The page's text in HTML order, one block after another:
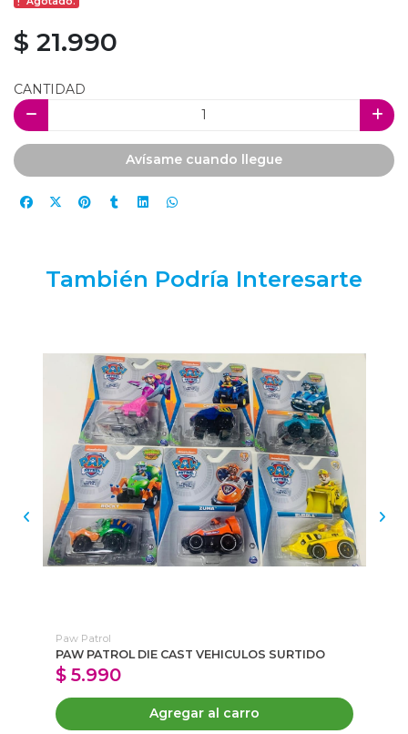
$ 21.990
CANTIDAD
Avísame cuando llegue
También Podría Interesarte
Paw Patrol
PAW PATROL DIE CAST VEHICULOS SURTIDO
$ 5.990
Agregar al carro